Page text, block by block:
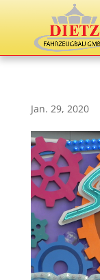
Jan. 29, 2020